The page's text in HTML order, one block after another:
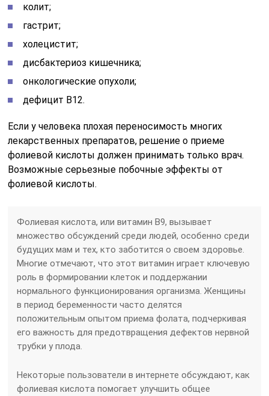
колит;
гастрит;
холецистит;
дисбактериоз кишечника;
онкологические опухоли;
дефицит B12.
Если у человека плохая переносимость многих
лекарственных препаратов, решение о приеме
фолиевой кислоты должен принимать только врач.
Возможные серьезные побочные эффекты от
фолиевой кислоты.
Фолиевая кислота, или витамин B9, вызывает
множество обсуждений среди людей, особенно среди
будущих мам и тех, кто заботится о своем здоровье.
Многие отмечают, что этот витамин играет ключевую
роль в формировании клеток и поддержании
нормального функционирования организма. Женщины
в период беременности часто делятся
положительным опытом приема фолата, подчеркивая
его важность для предотвращения дефектов нервной
трубки у плода.
Некоторые пользователи в интернете обсуждают, как
фолиевая кислота помогает улучшить общее